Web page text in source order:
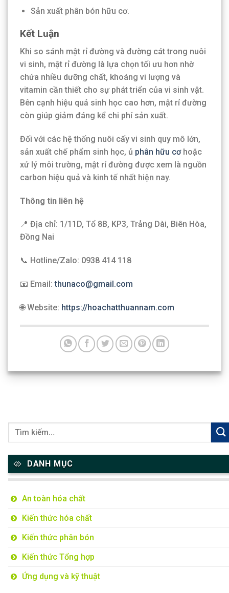
Sản xuất phân bón hữu cơ.
Kết Luận
Khi so sánh mật rỉ đường và đường cát trong nuôi
vi sinh, mật rỉ đường là lựa chọn tối ưu hơn nhờ
chứa nhiều dưỡng chất, khoáng vi lượng và
vitamin cần thiết cho sự phát triển của vi sinh vật.
Bên cạnh hiệu quả sinh học cao hơn, mật rỉ đường
còn giúp giảm đáng kể chi phí sản xuất.
Đối với các hệ thống nuôi cấy vi sinh quy mô lớn,
sản xuất chế phẩm sinh học, ủ phân hữu cơhoặc
xử lý môi trường, mật rỉ đường được xem là nguồn
carbon hiệu quả và kinh tế nhất hiện nay.
Thông tin liên hệ
📍 Địa chỉ: 1/11D, Tổ 8B, KP3, Trảng Dài, Biên Hòa,
Đồng Nai
📞 Hotline/Zalo: 0938 414 118
📧 Email:thunaco@gmail.com
🌐 Website: https://hoachatthuannam.com
DANH MỤC
An toàn hóa chất
Kiến thức hóa chất
Kiến thức phân bón
Kiến thức Tổng hợp
Ứng dụng và kỹ thuật